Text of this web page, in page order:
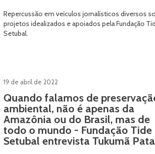
Repercussão em veículos jornalísticos diversos
projetos idealizados e apoiados pela Fundação
Setubal.
19 de abril de 2022
Quando falamos de
ambiental, não é apenas da
Amazônia ou do Brasil, mas de
todo o mundo - Fundação Tide
Setubal entrevista Tukumã